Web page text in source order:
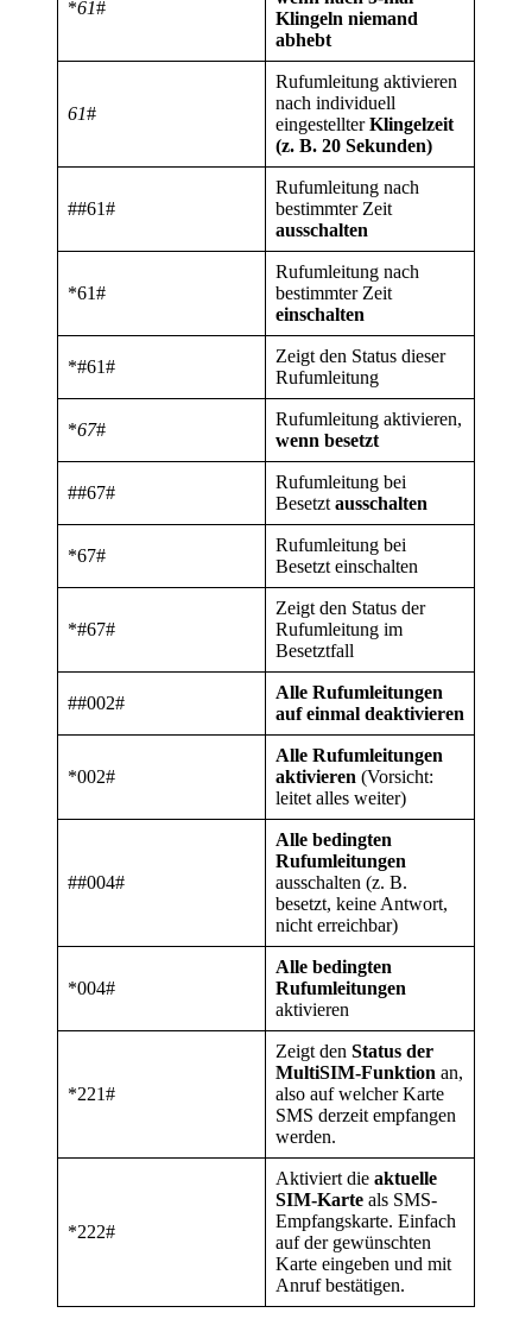
*61#
Klingeln niemand
abhebt
61#
Rufumleitung aktivieren
nach individuell
eingestellterKlingelzeit
(z. B. 20 Sekunden)
##61#
Rufumleitung nach
bestimmter Zeit
ausschalten
*61#
Rufumleitung nach
bestimmter Zeit
einschalten
*#61#
Zeigt den Status dieser
Rufumleitung
*67#
Rufumleitung aktivieren,
wenn besetzt
##67#
Rufumleitung bei
Besetzt ausschalten
*67#
Rufumleitung bei
Besetzt einschalten
*#67#
Zeigt den Status der
Rufumleitung im
Besetztfall
##002#
Alle Rufumleitungen
auf einmal deaktivieren
*002#
Alle Rufumleitungen
aktivieren (Vorsicht:
leitet alles weiter)
##004#
Alle bedingten
Rufumleitungen
ausschalten (z. B.
besetzt, keine Antwort,
nicht erreichbar)
*004#
Alle bedingten
Rufumleitungen
aktivieren
*221#
Zeigt den Status der
MultiSIM-Funktion an,
also auf welcher Karte
SMS derzeit empfangen
werden.
*222#
Aktiviert die aktuelle
SIM-Karte als SMS-
Empfangskarte. Einfach
auf der gewünschten
Karte eingeben und mit
Anruf bestätigen.